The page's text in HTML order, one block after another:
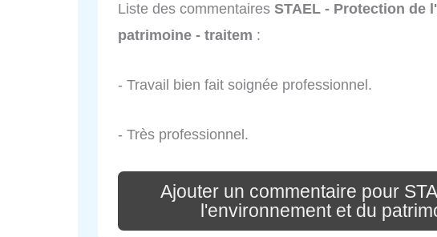
Liste des commentaires STAEL - Protection de
patrimoine - traitem :
- Travail bien fait soignée professionnel.
- Très professionnel.
Ajouter un commentaire pour
l'environnement et du